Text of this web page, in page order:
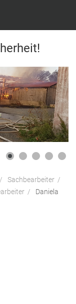
Sachbearbeiter
Daniela